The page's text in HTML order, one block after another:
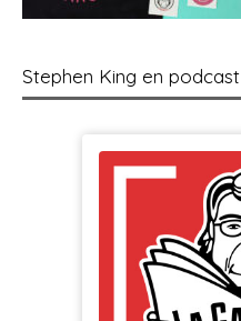
Stephen King en podcast